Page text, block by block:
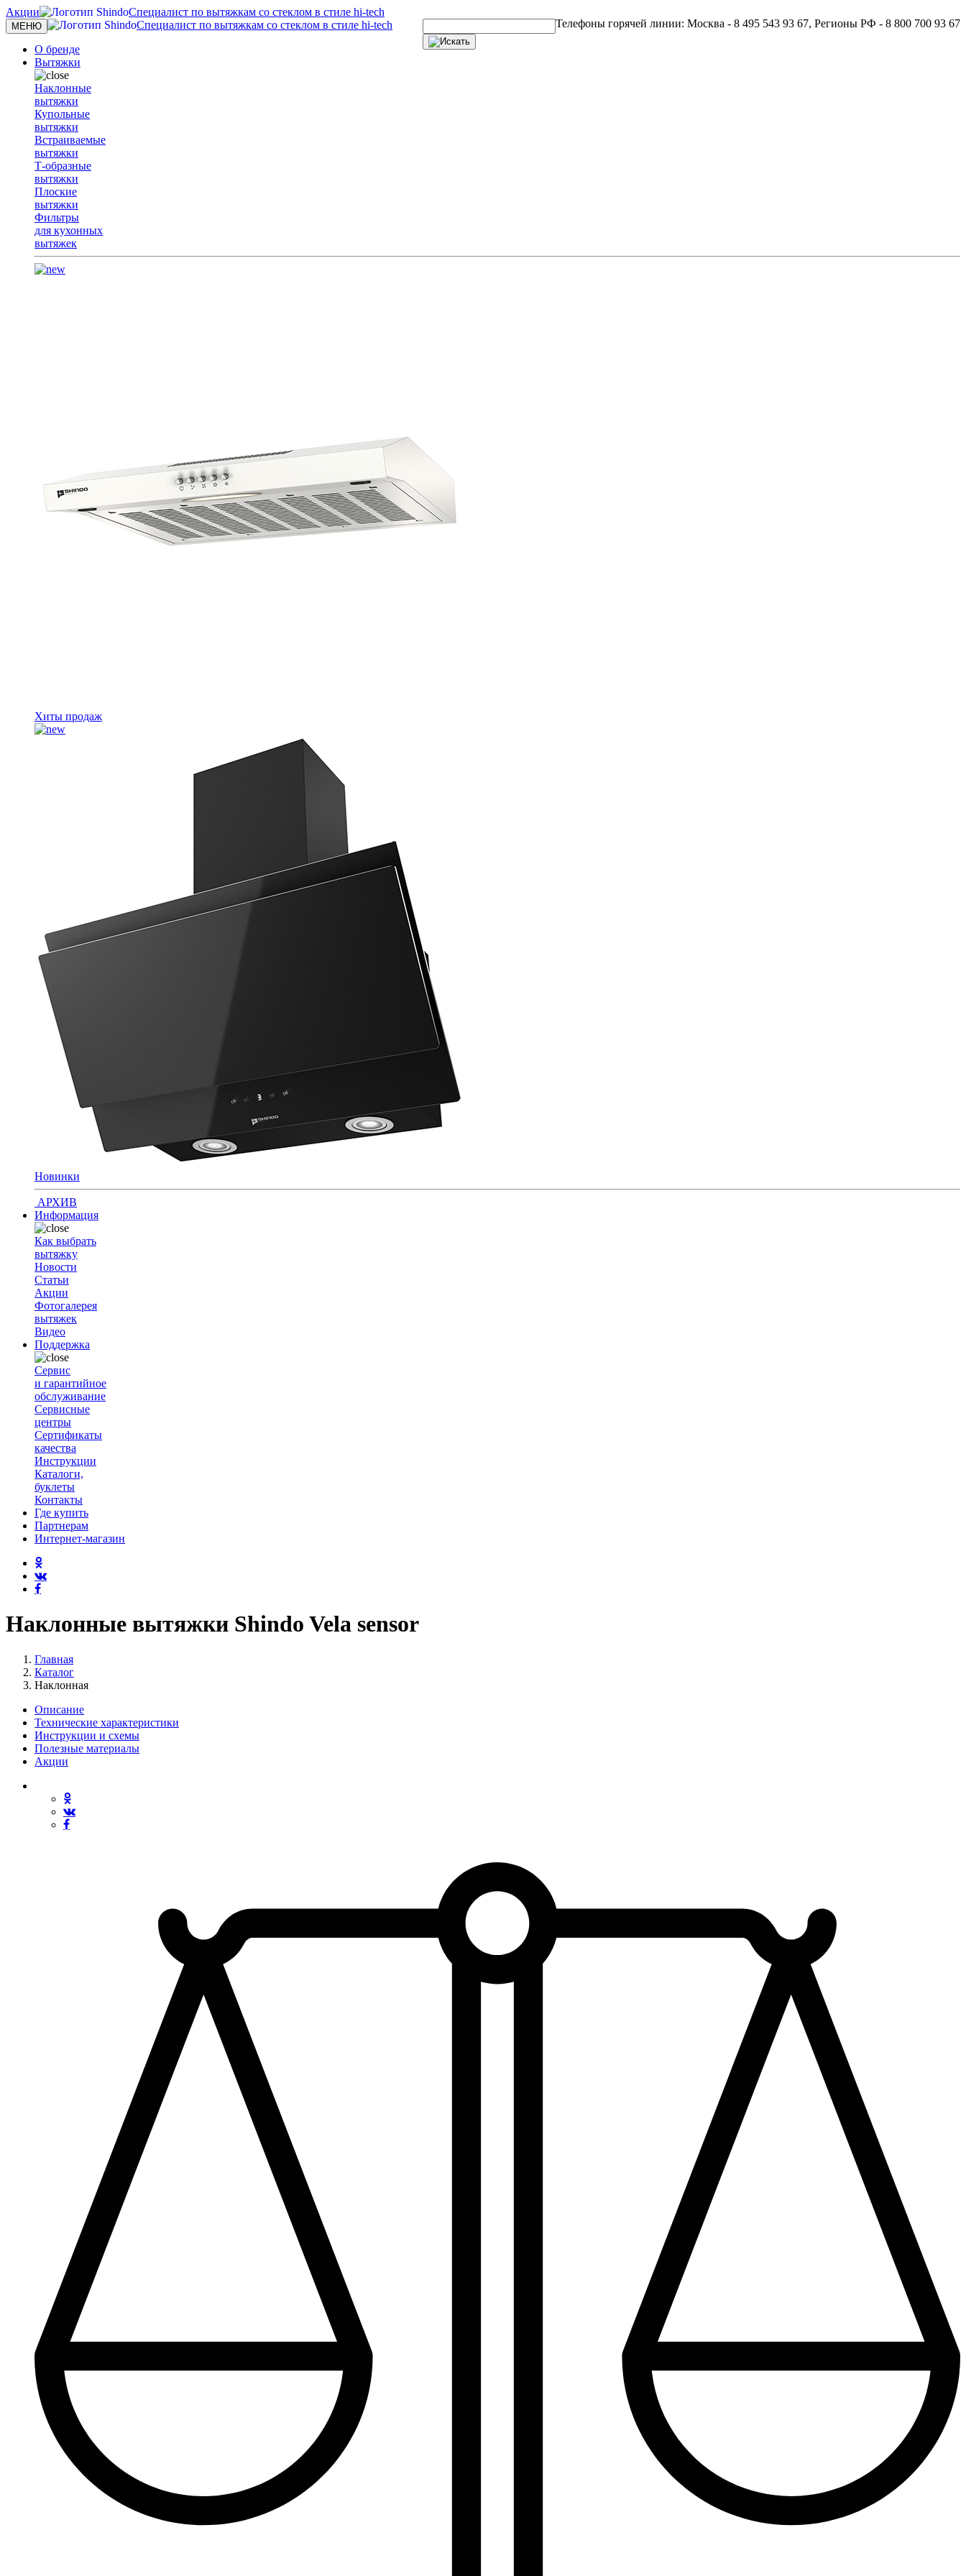
Акции
Телефоны горячей линии: Москва - 8 495 543 93 67, Регионы РФ - 8 800 700 93 67
Специалист по вытяжкам со стеклом в стиле hi-tech
Toggle
navigation
МЕНЮ
Специалист по вытяжкам со стеклом в стиле hi-tech
О бренде
Вытяжки
Наклонные
вытяжки
Купольные
вытяжки
Встраиваемые
вытяжки
Т-образные
вытяжки
Плоские
вытяжки
Фильтры
для кухонных
вытяжек
Хиты продаж
Новинки
АРХИВ
Информация
Как выбрать
вытяжку
Новости
Статьи
Акции
Фотогалерея
вытяжек
Видео
Поддержка
Сервис
и гарантийное
обслуживание
Сервисные
центры
Сертификаты
качества
Инструкции
Каталоги,
буклеты
Контакты
Где купить
Партнерам
Интернет-магазин
Наклонные вытяжки Shindo Vela sensor
Главная
Каталог
Наклонная
Описание
Технические характеристики
Инструкции и схемы
Полезные материалы
Акции